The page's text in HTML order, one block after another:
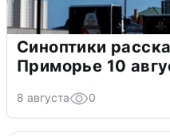
Синоптики
Приморье 10
8 августа 0